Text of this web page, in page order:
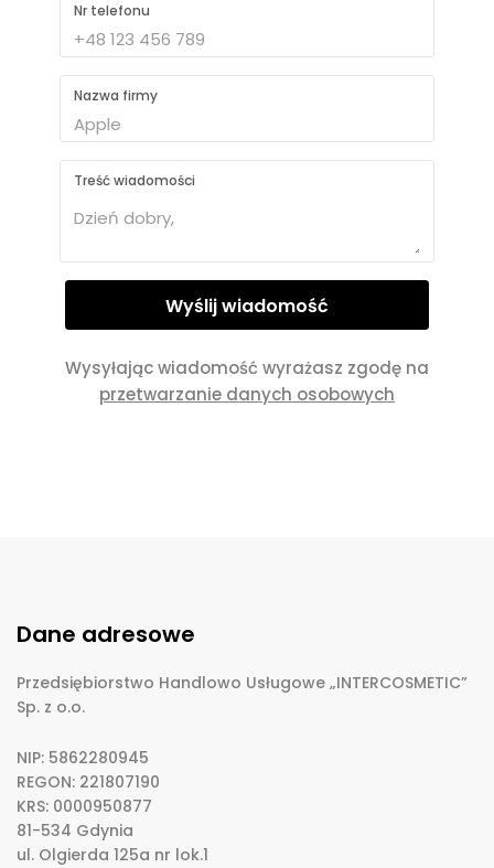
Nr telefonu
Nazwa firmy
Treść wiadomości
Wysyłając wiadomość wyrażasz zgodę na
przetwarzanie danych osobowych
Dane adresowe
Przedsiębiorstwo Handlowo Usługowe „INTERCOSMETIC”
Sp. z o.o.
NIP: 5862280945
REGON: 221807190
KRS: 0000950877
81-534 Gdynia
ul. Olgierda 125a nr lok.1